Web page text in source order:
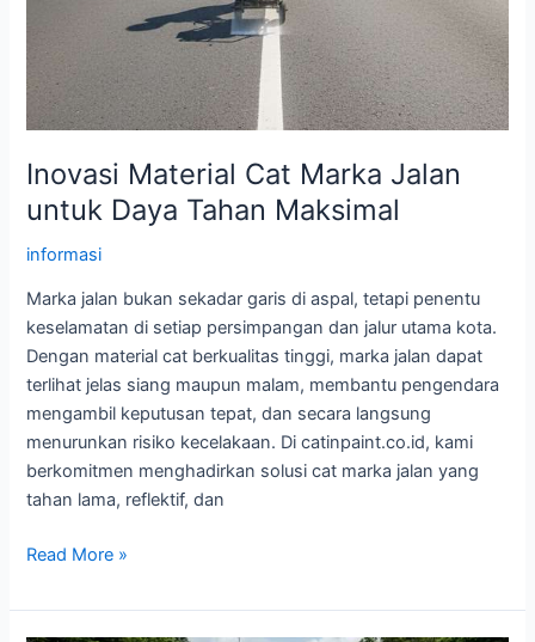
Inovasi Material Cat Marka Jalan
untuk Daya Tahan Maksimal
informasi
Marka jalan bukan sekadar garis di aspal, tetapi penentu
keselamatan di setiap persimpangan dan jalur utama kota.
Dengan material cat berkualitas tinggi, marka jalan dapat
terlihat jelas siang maupun malam, membantu pengendara
mengambil keputusan tepat, dan secara langsung
menurunkan risiko kecelakaan. Di catinpaint.co.id, kami
berkomitmen menghadirkan solusi cat marka jalan yang
tahan lama, reflektif, dan
Inovasi
Cat
Read More »